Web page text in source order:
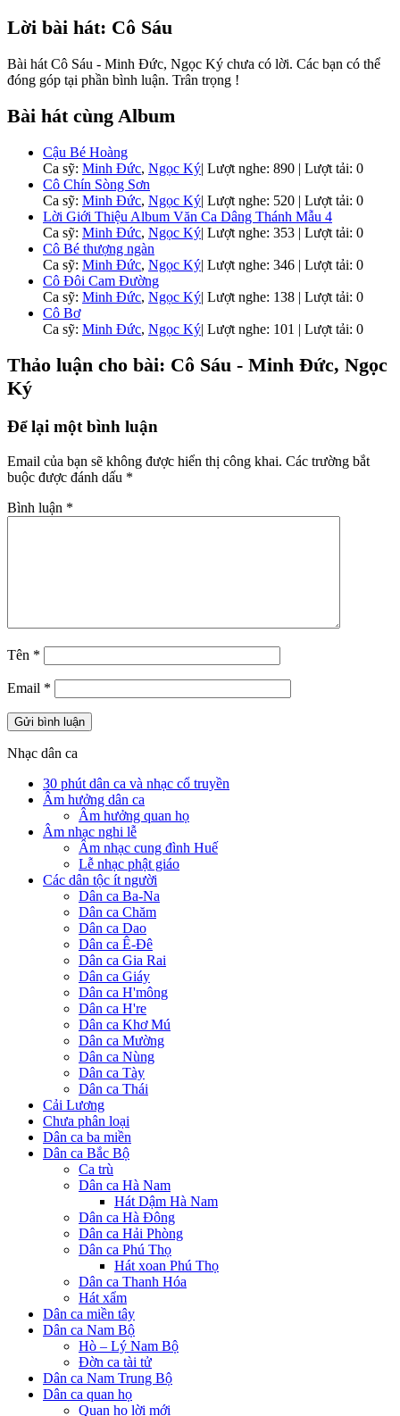
Lời bài hát: Cô Sáu
Bài hát Cô Sáu - Minh Đức, Ngọc Ký chưa có lời. Các bạn có thể
đóng góp tại phần bình luận. Trân trọng !
Bài hát cùng Album
Cậu Bé Hoàng
Ca sỹ: Minh Đức, Ngọc Ký| Lượt nghe: 890 | Lượt tải: 0
Cô Chín Sòng Sơn
Ca sỹ: Minh Đức, Ngọc Ký| Lượt nghe: 520 | Lượt tải: 0
Lời Giới Thiệu Album Văn Ca Dâng Thánh Mẫu 4
Ca sỹ: Minh Đức, Ngọc Ký| Lượt nghe: 353 | Lượt tải: 0
Cô Bé thượng ngàn
Ca sỹ: Minh Đức, Ngọc Ký| Lượt nghe: 346 | Lượt tải: 0
Cô Đôi Cam Đường
Ca sỹ: Minh Đức, Ngọc Ký| Lượt nghe: 138 | Lượt tải: 0
Cô Bơ
Ca sỹ: Minh Đức, Ngọc Ký| Lượt nghe: 101 | Lượt tải: 0
Thảo luận cho bài: Cô Sáu - Minh Đức, Ngọc
Ký
Để lại một bình luận
Email của bạn sẽ không được hiển thị công khai. Các trường bắt
buộc được đánh dấu *
Bình luận *
Tên *
Email *
Nhạc dân ca
30 phút dân ca và nhạc cổ truyền
Âm hưởng dân ca
Âm hưởng quan họ
Âm nhạc nghi lễ
Âm nhạc cung đình Huế
Lễ nhạc phật giáo
Các dân tộc ít người
Dân ca Ba-Na
Dân ca Chăm
Dân ca Dao
Dân ca Ê-Đê
Dân ca Gia Rai
Dân ca Giáy
Dân ca H'mông
Dân ca H're
Dân ca Khơ Mú
Dân ca Mường
Dân ca Nùng
Dân ca Tày
Dân ca Thái
Cải Lương
Chưa phân loại
Dân ca ba miền
Dân ca Bắc Bộ
Ca trù
Dân ca Hà Nam
Hát Dậm Hà Nam
Dân ca Hà Đông
Dân ca Hải Phòng
Dân ca Phú Thọ
Hát xoan Phú Thọ
Dân ca Thanh Hóa
Hát xẩm
Dân ca miền tây
Dân ca Nam Bộ
Hò – Lý Nam Bộ
Đờn ca tài tử
Dân ca Nam Trung Bộ
Dân ca quan họ
Quan họ lời mới